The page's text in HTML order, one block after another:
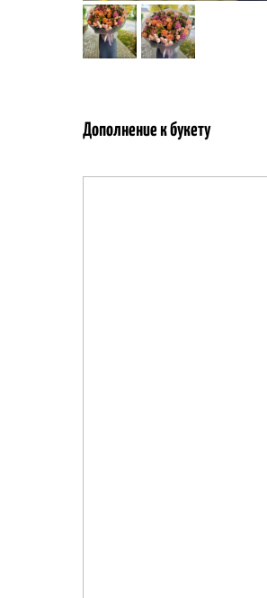
Дополнение к букету